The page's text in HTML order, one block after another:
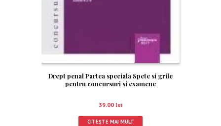
Drept penal Partea speciala Spete si grile
pentru concursuri si examene
39.00 lei
CITEȘTE MAI MULT